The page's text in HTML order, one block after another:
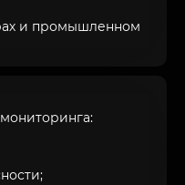
и промышленном